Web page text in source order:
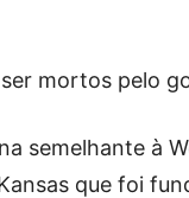
mortos pelo
semelhante à
que foi